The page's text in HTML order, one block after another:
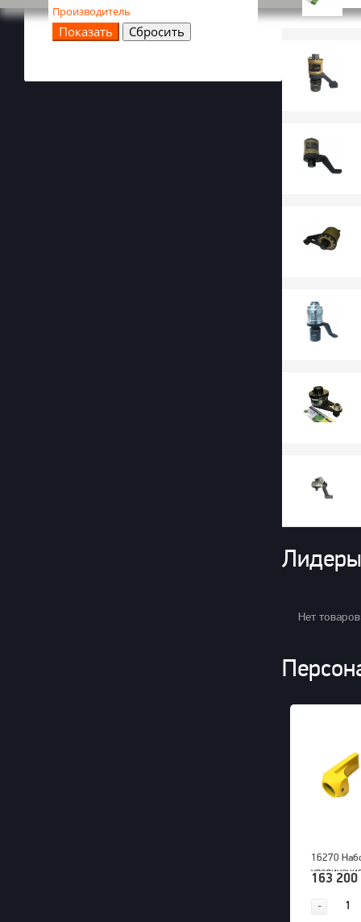
Нет
16270
снятия
грузовых
163 200
-
Производитель